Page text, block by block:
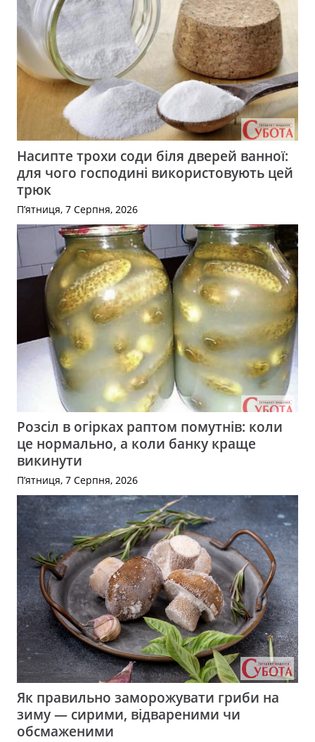
Насипте трохи соди біля дверей ванної:
для чого господині використовують цей
трюк
П’ятниця, 7 Серпня, 2026
Розсіл в огірках раптом помутнів: коли
це нормально, а коли банку краще
викинути
П’ятниця, 7 Серпня, 2026
Як правильно заморожувати гриби на
зиму — сирими, відвареними чи
обсмаженими